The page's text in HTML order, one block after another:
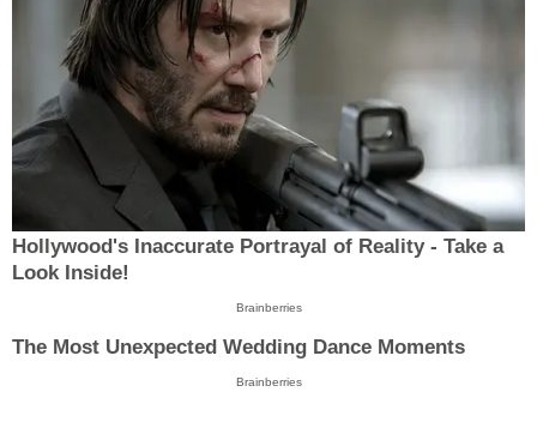
Hollywood's Inaccurate Portrayal of Reality - Take a
Look Inside!
Brainberries
The Most Unexpected Wedding Dance Moments
Brainberries